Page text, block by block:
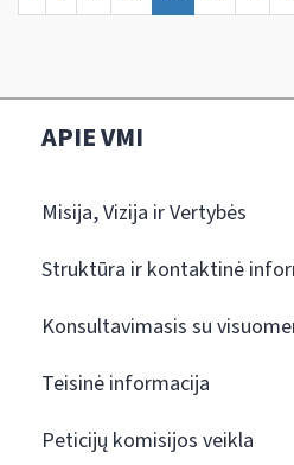
APIE VMI
Misija, Vizija ir Vertybės
Struktūra ir kontaktinė
Konsultavimasis su
Teisinė informacija
Peticijų komisijos veikla